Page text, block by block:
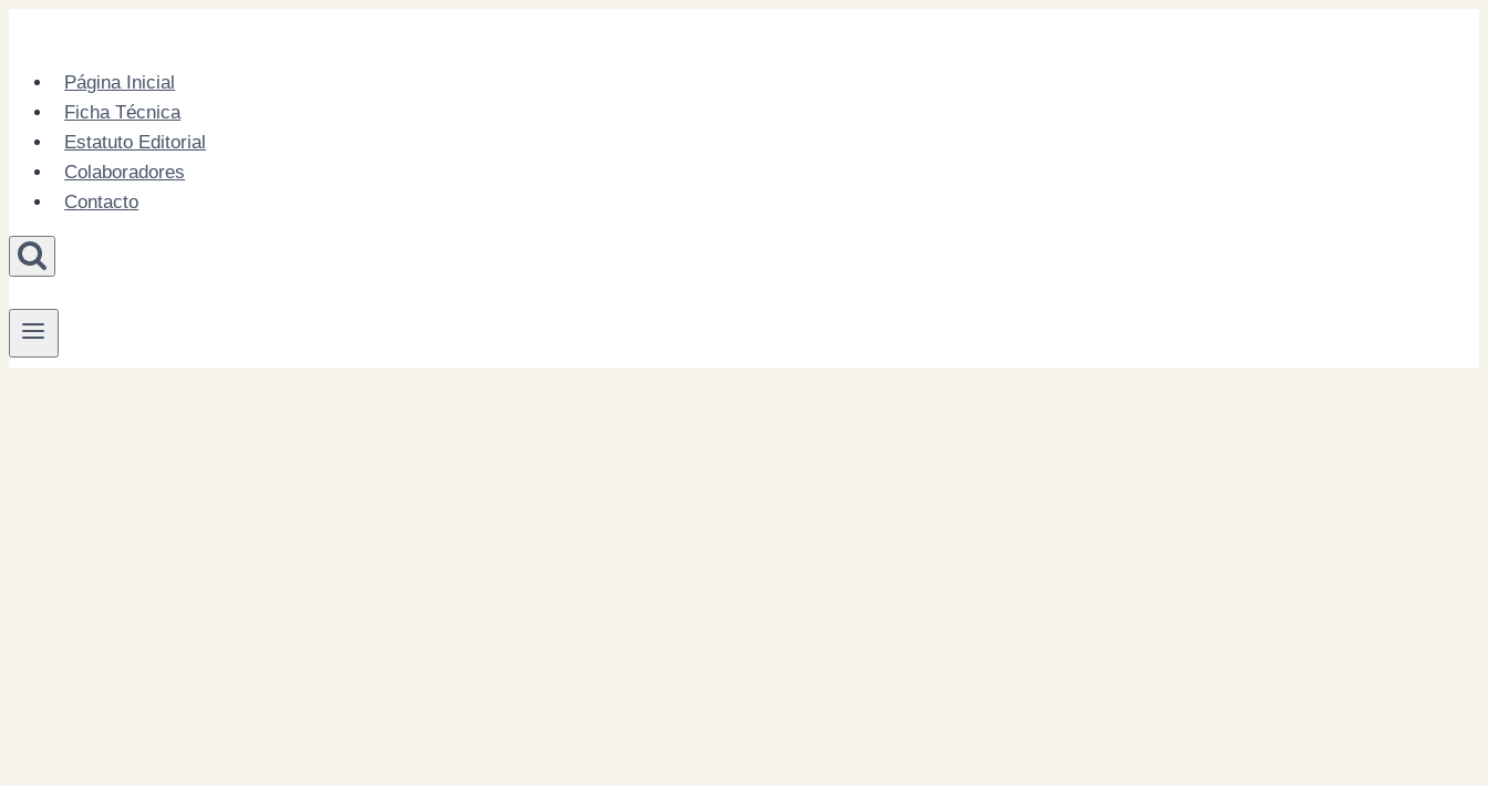
contentPágina Inicial
Ficha Técnica
Estatuto Editorial
Colaboradores
Contacto